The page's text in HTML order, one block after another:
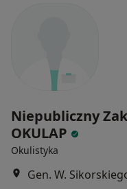
Niepubliczny
OKULAP
Okulistyka
Gen. W.